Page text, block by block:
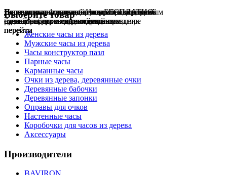
Гравировка на часахобычнаяБЕСПЛАТНО
сделай подарок индивидуальным
перейти
Деревянные флешкии ручкис гравировкой
сделаем подарок эксклюзивным
перейти
Настенные резныечасыНатуральное дерево
ручная работа в единичном экземпляре
перейти
Парные часыотличный подарок влюблённым
на годовщину или семейный праздник
перейти
Деревянные оправыдля очковбез диоптрий
будь стильным всегда и везде
перейти
Выберите товар
Женские часы из дерева
Мужские часы из дерева
Часы конструктор пазл
Парные часы
Карманные часы
Очки из дерева, деревянные очки
Деревянные бабочки
Деревянные запонки
Оправы для очков
Настенные часы
Коробочки для часов из дерева
Аксессуары
Производители